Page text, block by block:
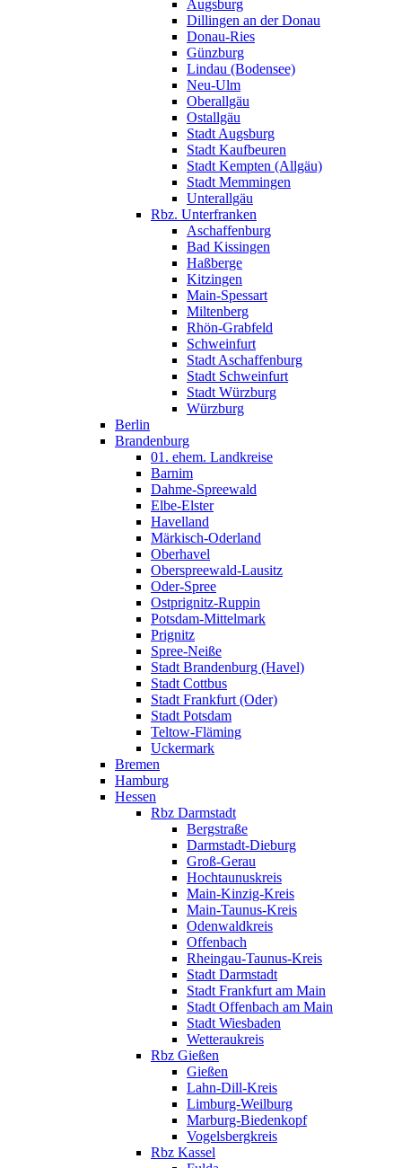
Augsburg
Dillingen an der Donau
Donau-Ries
Günzburg
Lindau (Bodensee)
Neu-Ulm
Oberallgäu
Ostallgäu
Stadt Augsburg
Stadt Kaufbeuren
Stadt Kempten (Allgäu)
Stadt Memmingen
Unterallgäu
Rbz. Unterfranken
Aschaffenburg
Bad Kissingen
Haßberge
Kitzingen
Main-Spessart
Miltenberg
Rhön-Grabfeld
Schweinfurt
Stadt Aschaffenburg
Stadt Schweinfurt
Stadt Würzburg
Würzburg
Berlin
Brandenburg
01. ehem. Landkreise
Barnim
Dahme-Spreewald
Elbe-Elster
Havelland
Märkisch-Oderland
Oberhavel
Oberspreewald-Lausitz
Oder-Spree
Ostprignitz-Ruppin
Potsdam-Mittelmark
Prignitz
Spree-Neiße
Stadt Brandenburg (Havel)
Stadt Cottbus
Stadt Frankfurt (Oder)
Stadt Potsdam
Teltow-Fläming
Uckermark
Bremen
Hamburg
Hessen
Rbz Darmstadt
Bergstraße
Darmstadt-Dieburg
Groß-Gerau
Hochtaunuskreis
Main-Kinzig-Kreis
Main-Taunus-Kreis
Odenwaldkreis
Offenbach
Rheingau-Taunus-Kreis
Stadt Darmstadt
Stadt Frankfurt am Main
Stadt Offenbach am Main
Stadt Wiesbaden
Wetteraukreis
Rbz Gießen
Gießen
Lahn-Dill-Kreis
Limburg-Weilburg
Marburg-Biedenkopf
Vogelsbergkreis
Rbz Kassel